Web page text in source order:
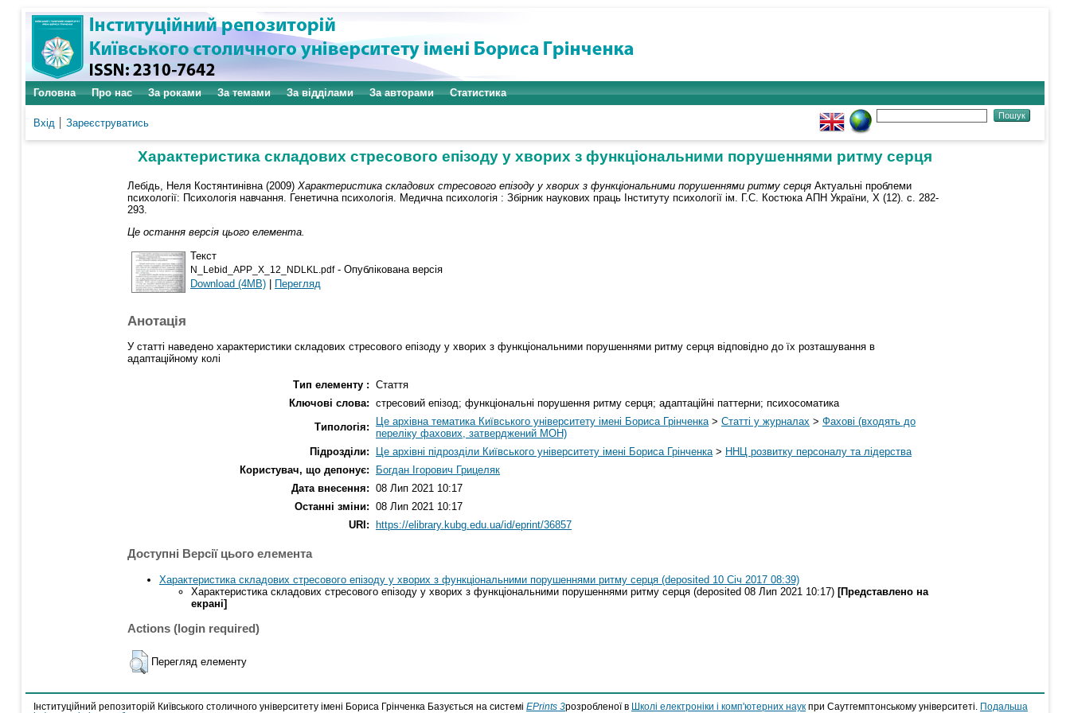
Головна Про нас За роками За темами За відділами За авторами Статистика
Вхід Зареєструватись
Характеристика складових стресового епізоду у хворих з функціональними порушеннями ритму серця
Лебідь, Неля Костянтинівна (2009) Характеристика складових стресового епізоду у хворих з функціональними порушеннями ритму серця Актуальні проблеми
психології: Психологія навчання. Генетична психологія. Медична психологія : Збірник наукових праць Інституту психології ім. Г.С. Костюка АПН України, Х (12). с. 282-
293.
Це остання версія цього елемента.
Текст
N_Lebid_APP_X_12_NDLKL.pdf- Опублікована версія
Download (4MB)
Перегляд
Анотація
У статті наведено характеристики складових стресового епізоду у хворих з функціональними порушеннями ритму серця відповідно до їх розташування в
адаптаційному колі
Тип елементу : Стаття
Ключові слова: стресовий епізод; функціональні порушення ритму серця; адаптаційні паттерни; психосоматика
Типологія:
Це архівна тематика Київського університету імені Бориса Грінченка > Статті у журналах > Фахові (входять до
переліку фахових, затверджений МОН)
Підрозділи:
Це архівні підрозділи Київського університету імені Бориса Грінченка > ННЦ розвитку персоналу та лідерства
Користувач, що депонує:
Богдан Ігорович Грицеляк
Дата внесення: 08 Лип 2021 10:17
Останні зміни: 08 Лип 2021 10:17
URI:
https://elibrary.kubg.edu.ua/id/eprint/36857
Доступні Версії цього елемента
Характеристика складових стресового епізоду у хворих з функціональними порушеннями ритму серця (deposited 10 Січ 2017 08:39)
Характеристика складових стресового епізоду у хворих з функціональними порушеннями ритму серця (deposited 08 Лип 2021 10:17) [Представлено на
екрані]
Actions (login required)
Перегляд елементу
Інституційний репозиторій Київського столичного університету імені Бориса Грінченка Базується на системі EPrints 3розробленої в Школі електроніки і комп'ютерних наук при Саутгемптонському університеті.
Подальша